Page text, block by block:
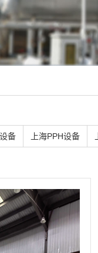
备 上海PPH设备